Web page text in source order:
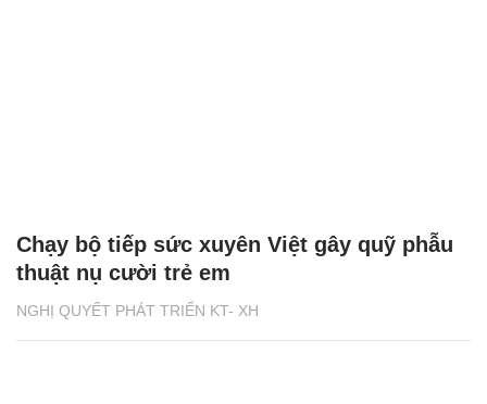
NGHỊ QUYẾT PHÁT TRIỂN KT- XH
Chạy bộ tiếp sức xuyên Việt gây quỹ phẫu
thuật nụ cười trẻ em